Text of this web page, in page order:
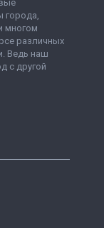
города,
многом
различных
Ведь наш
с другой